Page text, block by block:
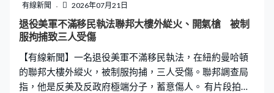
有線新聞 2026年07月21日
退役美軍不滿移民執法聯邦大樓外緃火、開氣槍 被制
服拘捕致三人受傷
【有線新聞】一名退役美軍不滿移民執法，在紐約曼哈頓
的聯邦大樓外縱火，被制服拘捕，三人受傷。聯邦調查局
指，他是反美及反政府極端分子，蓄意傷人。 有片段拍攝